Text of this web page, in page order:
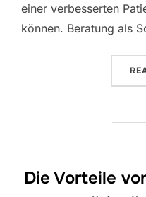
einer verbesserten
können. Beratung als
Die Vorteile